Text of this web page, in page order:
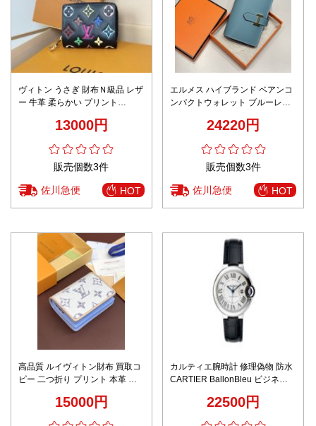
ヴィトン うさぎ 財布Ｎ級品 レザ
ー 牛革 柔らかい プリント
13000円
販売個数3件
佐川急便 HOT
エルメス ハイブランド ベアンコ
ンパクトウォレット ブルーレザ
24220円
販売個数3件
佐川急便 HOT
高品質 ルイヴィトン財布 買取コ
ピー 二つ折り プリント 本革 レ
15000円
カルティエ腕時計 修理偽物 防水
CARTIER BallonBleu ビジネス
22500円